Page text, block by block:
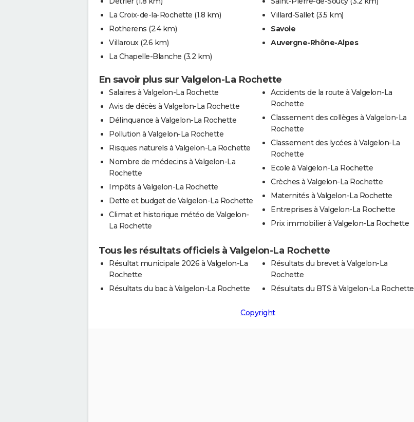
La Croix-de-la-Rochette (1.8 km)
Rotherens (2.4 km)
Villaroux (2.6 km)
La Chapelle-Blanche (3.2 km)
Villard-Sallet (3.5 km)
Savoie
Auvergne-Rhône-Alpes
En savoir plus sur Valgelon-La Rochette
Salaires à Valgelon-La Rochette
Avis de décès à Valgelon-La Rochette
Délinquance à Valgelon-La Rochette
Pollution à Valgelon-La Rochette
Risques naturels à Valgelon-La Rochette
Nombre de médecins à Valgelon-La
Rochette
Impôts à Valgelon-La Rochette
Dette et budget de Valgelon-La Rochette
Climat et historique météo de Valgelon-
La Rochette
Accidents de la route à Valgelon-La
Rochette
Classement des collèges à Valgelon-La
Rochette
Classement des lycées à Valgelon-La
Rochette
Ecole à Valgelon-La Rochette
Crèches à Valgelon-La Rochette
Maternités à Valgelon-La Rochette
Entreprises à Valgelon-La Rochette
Prix immobilier à Valgelon-La Rochette
Tous les résultats officiels à Valgelon-La Rochette
Résultat municipale 2026 à Valgelon-La
Rochette
Résultats du bac à Valgelon-La Rochette
Résultats du brevet à Valgelon-La
Rochette
Résultats du BTS à Valgelon-La Rochette
Copyright